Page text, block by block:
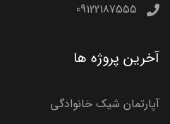
09122187555
آخرین پروژه ها
آپارتمان شیک خانوادگی